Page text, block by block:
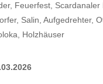
Feuerfest, Scardanaler
Salin, Aufgedrehter,
Holzhäuser